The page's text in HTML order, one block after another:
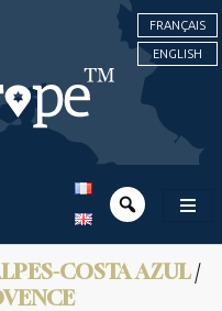
FRANÇAIS
ENGLISH
COSTA AZUL/